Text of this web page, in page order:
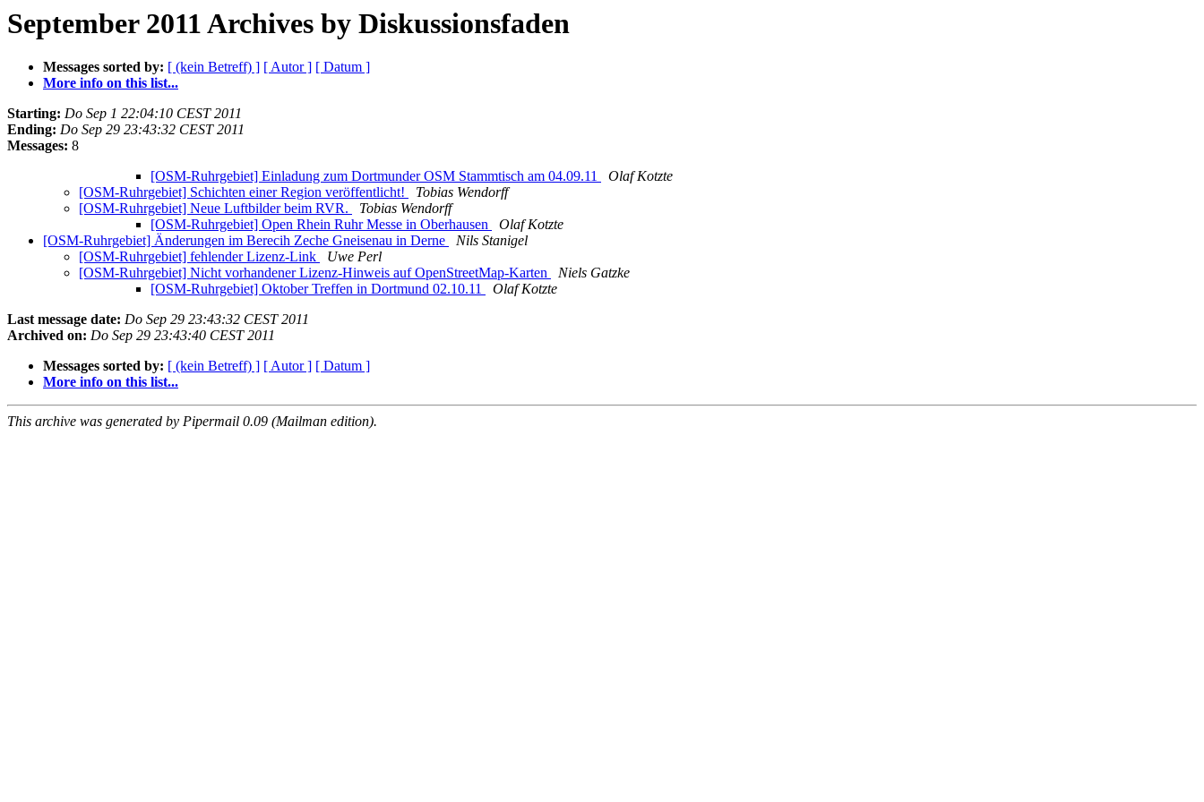
September 2011 Archives by Diskussionsfaden
Messages sorted by: [ (kein Betreff) ] [ Autor ] [ Datum ]
More info on this list...
Starting: Do Sep 1 22:04:10 CEST 2011
Ending: Do Sep 29 23:43:32 CEST 2011
Messages: 8
[OSM-Ruhrgebiet] Einladung zum Dortmunder OSM Stammtisch am 04.09.11
Olaf Kotzte
[OSM-Ruhrgebiet] Schichten einer Region veröffentlicht!
Tobias Wendorff
[OSM-Ruhrgebiet] Neue Luftbilder beim RVR.
Tobias Wendorff
[OSM-Ruhrgebiet] Open Rhein Ruhr Messe in Oberhausen
Olaf Kotzte
[OSM-Ruhrgebiet] Änderungen im Berecih Zeche Gneisenau in Derne
Nils Stanigel
[OSM-Ruhrgebiet] fehlender Lizenz-Link
Uwe Perl
[OSM-Ruhrgebiet] Nicht vorhandener Lizenz-Hinweis auf OpenStreetMap-Karten
Niels Gatzke
[OSM-Ruhrgebiet] Oktober Treffen in Dortmund 02.10.11
Olaf Kotzte
Last message date: Do Sep 29 23:43:32 CEST 2011
Archived on: Do Sep 29 23:43:40 CEST 2011
Messages sorted by: [ (kein Betreff) ] [ Autor ] [ Datum ]
More info on this list...
This archive was generated by Pipermail 0.09 (Mailman edition).